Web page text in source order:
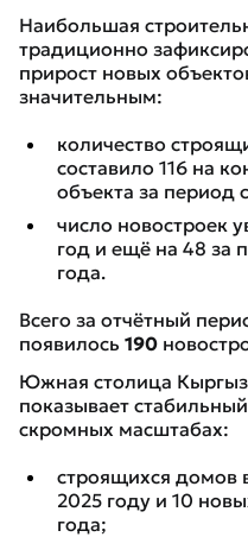
Наибольшая
традиционно
прирост новых
значительным:
количество
составило 116 на
объекта за период
число новостроек
год и ещё на 48 за
года.
Всего за отчётный
появилось 190
Южная столица
показывает
скромных масштабах:
строящихся домов
2025 году и 10
года;